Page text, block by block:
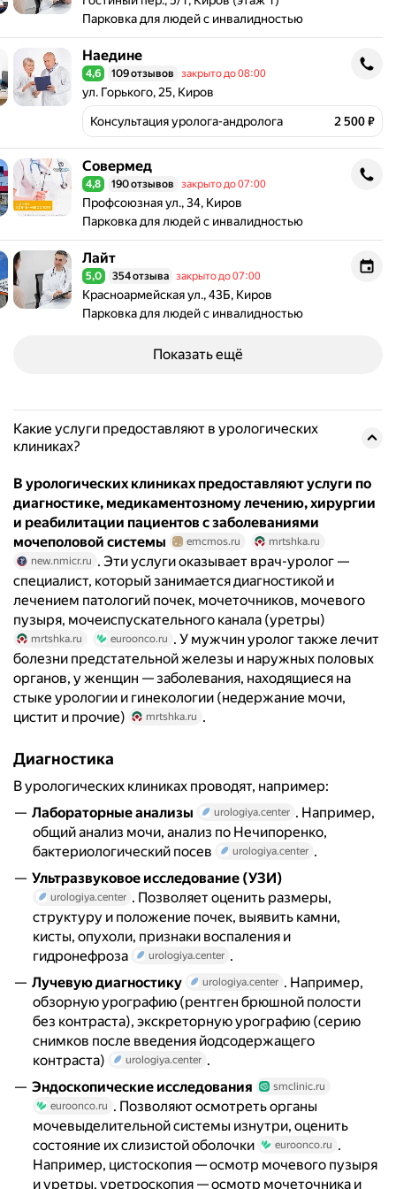
Парковка для людей с инвалидностью
Наедине Наедине
Рейтинг 4,6 из 5
4,6 109 отзывов закрыто до 08:00
Адрес: ул. Горького, 25, Киров .
ул. Горького, 25, Киров
Консультация уролога-андролога 2 500 ₽
Совермед Совермед
Рейтинг 4,8 из 5
4,8 190 отзывов закрыто до 07:00
Адрес: Профсоюзная ул., 34, Киров .
Профсоюзная ул., 34, Киров
Парковка для людей с инвалидностью
Лайт Лайт
Рейтинг 5,0 из 5
5,0 354 отзыва закрыто до 07:00
Адрес: Красноармейская ул., 43Б, Киров .
Красноармейская ул., 43Б, Киров
Парковка для людей с инвалидностью
Показать ещё
Какие услуги предоставляют в урологических
клиниках?
В урологических клиниках предоставляют услуги по
диагностике, медикаментозному лечению, хирургии
и реабилитации пациентов с заболеваниями
мочеполовой системы
emcmos.ru
mrtshka.ru
new.nmicr.ru . Эти услуги оказывает врач-уролог —
специалист, который занимается диагностикой и
лечением патологий почек, мочеточников, мочевого
пузыря, мочеиспускательного канала (уретры)
mrtshka.ru euroonco.ru . У мужчин уролог также лечит
болезни предстательной железы и наружных половых
органов, у женщин — заболевания, находящиеся на
стыке урологии и гинекологии (недержание мочи,
цистит и прочие)
mrtshka.ru .
Диагностика
В урологических клиниках проводят, например:
Лабораторные анализы
urologiya.center . Например,
общий анализ мочи, анализ по Нечипоренко,
бактериологический посев
urologiya.center .
Ультразвуковое исследование (УЗИ)
urologiya.center . Позволяет оценить размеры,
структуру и положение почек, выявить камни,
кисты, опухоли, признаки воспаления и
гидронефроза
urologiya.center .
Лучевую диагностику
urologiya.center . Например,
обзорную урографию (рентген брюшной полости
без контраста), экскреторную урографию (серию
снимков после введения йодсодержащего
контраста)
urologiya.center .
Эндоскопические исследования
smclinic.ru
euroonco.ru . Позволяют осмотреть органы
мочевыделительной системы изнутри, оценить
состояние их слизистой оболочки
euroonco.ru .
Например, цистоскопия — осмотр мочевого пузыря
и уретры, уретроскопия — осмотр мочеточника и